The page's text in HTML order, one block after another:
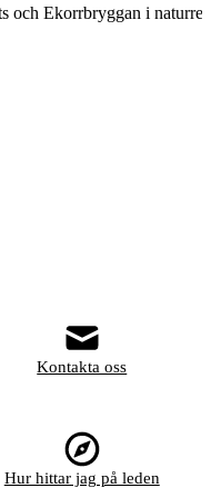
och Ekorrbryggan i
Kontakta oss
Hur hittar jag på leden